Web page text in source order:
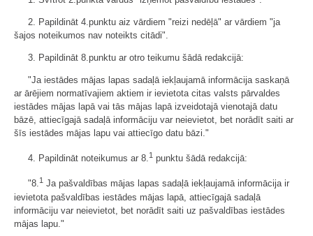
2. Papildināt 4.punktu aiz vārdiem "reizi nedēļā" ar vārdiem "ja
šajos noteikumos nav noteikts citādi".
3. Papildināt 8.punktu ar otro teikumu šādā redakcijā:
"Ja iestādes mājas lapas sadaļā iekļaujamā informācija saskaņā
ar ārējiem normatīvajiem aktiem ir ievietota citas valsts pārvaldes
iestādes mājas lapā vai tās mājas lapā izveidotajā vienotajā datu
bāzē, attiecīgajā sadaļā informāciju var neievietot, bet norādīt saiti ar
šīs iestādes mājas lapu vai attiecīgo datu bāzi."
4. Papildināt noteikumus ar 8.1 punktu šādā redakcijā:
"8.1 Ja pašvaldības mājas lapas sadaļā iekļaujamā informācija ir
ievietota pašvaldības iestādes mājas lapā, attiecīgajā sadaļā
informāciju var neievietot, bet norādīt saiti uz pašvaldības iestādes
mājas lapu."